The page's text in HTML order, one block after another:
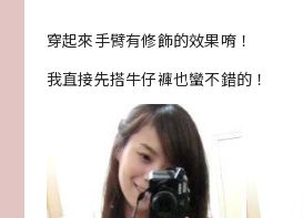
穿起來手臂有修飾的效果唷！
我直接先搭牛仔褲也蠻不錯的！